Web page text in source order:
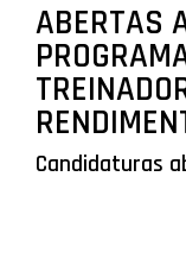
ABERTAS
Candidaturas